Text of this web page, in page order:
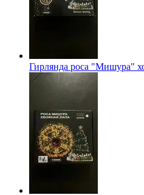
Гирлянда роса "Мишура"